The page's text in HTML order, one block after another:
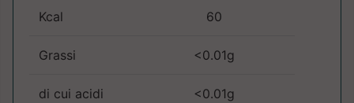
Kcal 60
Grassi <0.01g
di cui acidi
<0.01g